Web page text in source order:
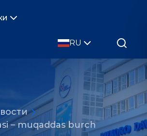
RU
– muqaddas burch